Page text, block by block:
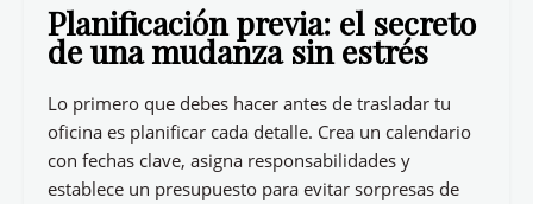
Planificación previa: el secreto
de una mudanza sin estrés
Lo primero que debes hacer antes de trasladar tu
oficina es planificar cada detalle. Crea un calendario
con fechas clave, asigna responsabilidades y
establece un presupuesto para evitar sorpresas de